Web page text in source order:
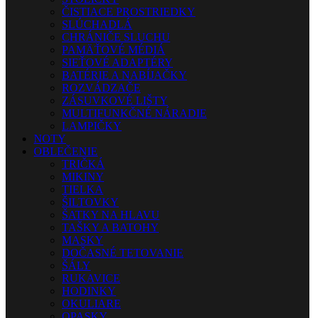
ČISTIACE PROSTRIEDKY
SLÚCHADLÁ
CHRÁNIČE SLUCHU
PAMÄŤOVÉ MÉDIÁ
SIEŤOVÉ ADAPTÉRY
BATÉRIE A NABÍJAČKY
ROZVÁDZAČE
ZÁSUVKOVÉ LIŠTY
MULTIFUNKČNÉ NÁRADIE
LAMPIČKY
NOTY
OBLEČENIE
TRIČKÁ
MIKINY
TIELKA
ŠILTOVKY
ŠATKY NA HLAVU
TAŠKY A BATOHY
MASKY
DOČASNÉ TETOVANIE
ŠÁLY
RUKAVICE
HODINKY
OKULIARE